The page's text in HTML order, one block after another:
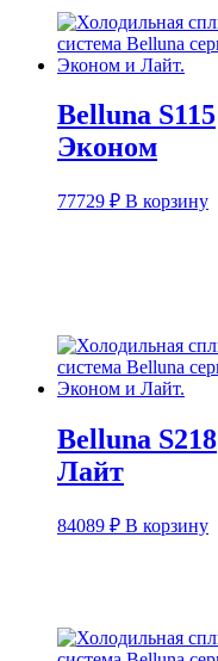
Belluna S115
Эконом
77729 ₽ В корзину
Belluna S218
Лайт
84089 ₽ В корзину